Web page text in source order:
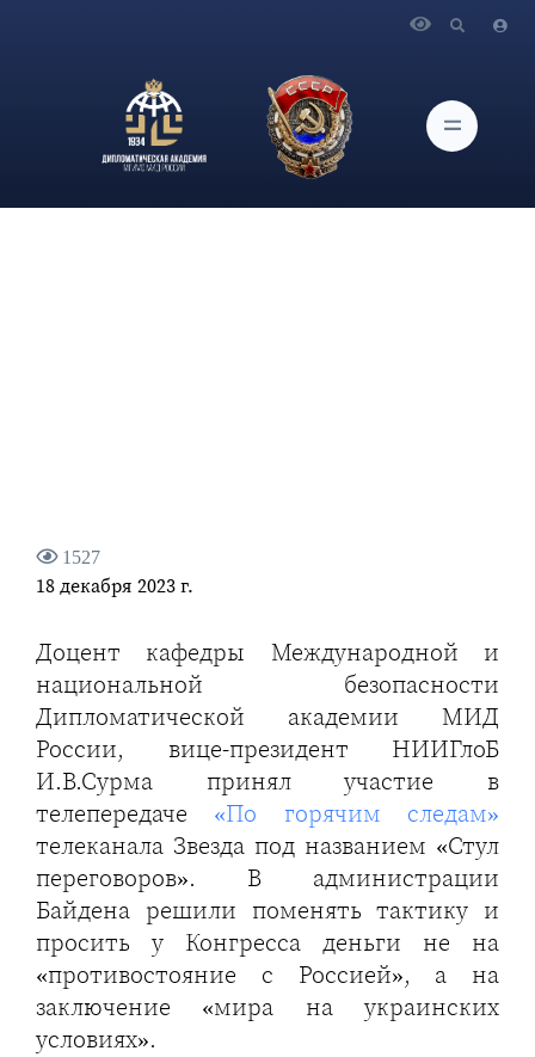
безопасности Дипломатической академии МИД России,
вице-президент НИИГлоБ И.В.Сурма принял участие в
телепередаче «По горячим следам» телеканала Звезда под
названием «Стул переговоров». В администрации Байдена р
1527
18 декабря 2023 г.
Доцент кафедры Международной и
национальной безопасности
Дипломатической академии МИД
России, вице-президент НИИГлоБ
И.В.Сурма принял участие в
телепередаче «По горячим следам»
телеканала Звезда под названием «Стул
переговоров». В администрации
Байдена решили поменять тактику и
просить у Конгресса деньги не на
«противостояние с Россией», а на
заключение «мира на украинских
условиях».